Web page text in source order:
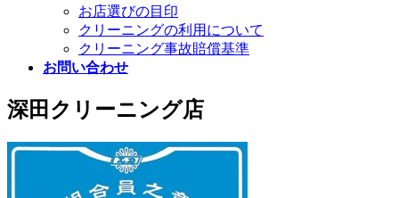
お店選びの目印
クリーニングの利用について
クリーニング事故賠償基準
お問い合わせ
深田クリーニング店